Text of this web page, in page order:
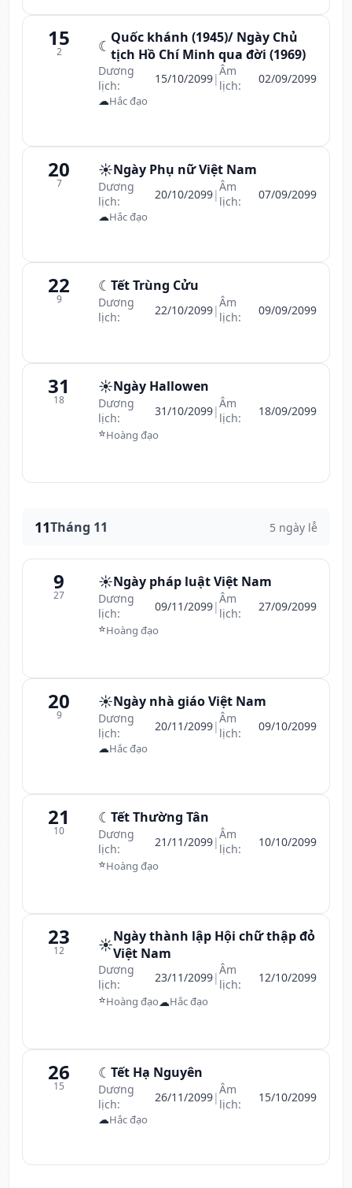
15
2 ☾ Quốc khánh (1945)/ Ngày Chủ
tịch Hồ Chí Minh qua đời (1969)
Dương
lịch:
15/10/2099|Âm
lịch:
02/09/2099
☁Hắc đạo
20
7
☀️Ngày Phụ nữ Việt Nam
Dương
lịch:
20/10/2099|Âm
lịch:
07/09/2099
☁Hắc đạo
22
9
☾ Tết Trùng Cửu
Dương
lịch:
22/10/2099|Âm
lịch:
09/09/2099
31
18
☀️Ngày Hallowen
Dương
lịch:
31/10/2099|Âm
lịch:
18/09/2099
⭐Hoàng đạo
11Tháng 11 5 ngày lễ
9
27
☀️Ngày pháp luật Việt Nam
Dương
lịch:
09/11/2099|Âm
lịch:
27/09/2099
⭐Hoàng đạo
20
9
☀️Ngày nhà giáo Việt Nam
Dương
lịch:
20/11/2099|Âm
lịch:
09/10/2099
☁Hắc đạo
21
10
☾ Tết Thường Tân
Dương
lịch:
21/11/2099|Âm
lịch:
10/10/2099
⭐Hoàng đạo
23
12 ☀️Ngày thành lập Hội chữ thập đỏ
Việt Nam
Dương
lịch:
23/11/2099|Âm
lịch:
12/10/2099
⭐Hoàng đạo☁Hắc đạo
26
15
☾ Tết Hạ Nguyên
Dương
lịch:
26/11/2099|Âm
lịch:
15/10/2099
☁Hắc đạo